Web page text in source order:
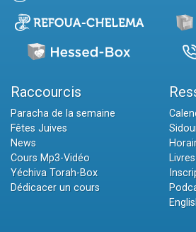
Raccourcis
Paracha de la semaine
Fêtes Juives
News
Cours Mp3-Vidéo
Yéchiva Torah-Box
Dédicacer un cours